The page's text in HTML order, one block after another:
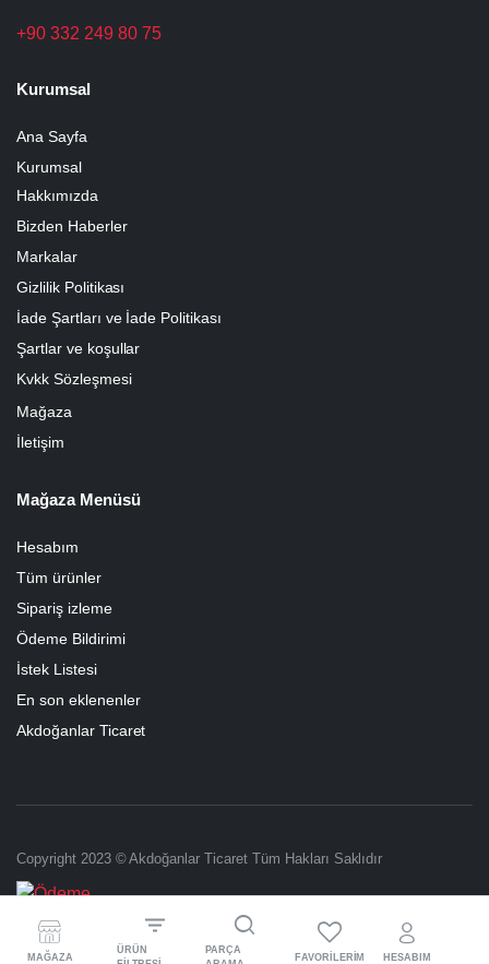
+90 332 249 80 75
Kurumsal
Ana Sayfa
Kurumsal
Hakkımızda
Bizden Haberler
Markalar
Gizlilik Politikası
İade Şartları ve İade Politikası
Şartlar ve koşullar
Kvkk Sözleşmesi
Mağaza
İletişim
Mağaza Menüsü
Hesabım
Tüm ürünler
Sipariş izleme
Ödeme Bildirimi
İstek Listesi
En son eklenenler
Akdoğanlar Ticaret
Copyright 2023 © Akdoğanlar Ticaret Tüm Hakları Saklıdır
MAĞAZA
ÜRÜN
PARÇA
FAVORILERIM HESABIM